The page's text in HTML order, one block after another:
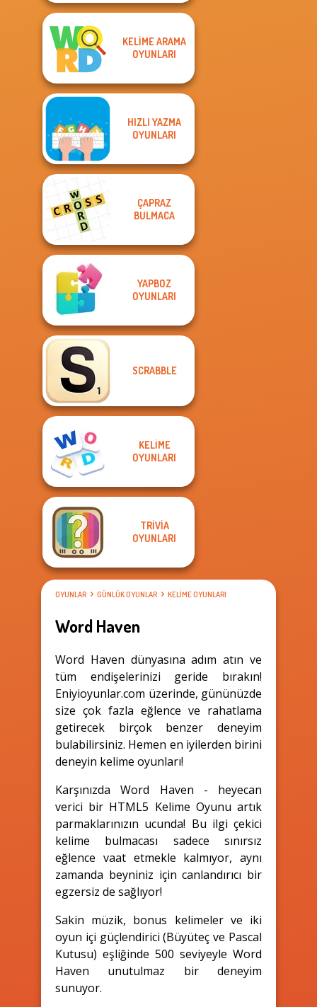
KELIME ARAMA
OYUNLARI
HIZLI YAZMA
OYUNLARI
ÇAPRAZ
BULMACA
YAPBOZ
OYUNLARI
SCRABBLE
KELIME
OYUNLARI
TRIVIA
OYUNLARI
OYUNLAR GÜNLÜK OYUNLAR KELIME OYUNLARI
Word Haven
Word Haven dünyasına adım atın ve
tüm endişelerinizi geride bırakın!
Eniyioyunlar.com üzerinde, gününüzde
size çok fazla eğlence ve rahatlama
getirecek birçok benzer deneyim
bulabilirsiniz. Hemen en iyilerden birini
deneyin kelime oyunları!
Karşınızda Word Haven - heyecan
verici bir HTML5 Kelime Oyunu artık
parmaklarınızın ucunda! Bu ilgi çekici
kelime bulmacası sadece sınırsız
eğlence vaat etmekle kalmıyor, aynı
zamanda beyniniz için canlandırıcı bir
egzersiz de sağlıyor!
Sakin müzik, bonus kelimeler ve iki
oyun içi güçlendirici (Büyüteç ve Pascal
Kutusu) eşliğinde 500 seviyeyle Word
Haven unutulmaz bir deneyim
sunuyor.